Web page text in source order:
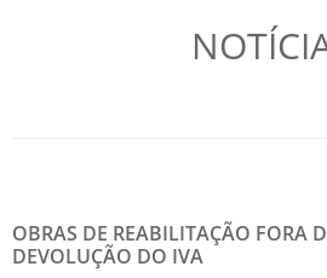
OBRAS DE REABILITAÇÃO FORA
DEVOLUÇÃO DO IVA